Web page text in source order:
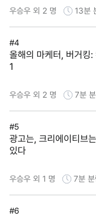
우승우 외 2 명 13분
#4
올해의 마케터, 버거킹
1
우승우 외 2 명 7분
#5
광고는, 크리에이티브
있다
우승우 외 1 명 7분
#6